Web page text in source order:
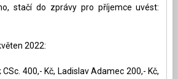
stačí do zprávy pro příjemce uvést:
2022:
CSc. 400,- Kč, Ladislav Adamec 200,- Kč,